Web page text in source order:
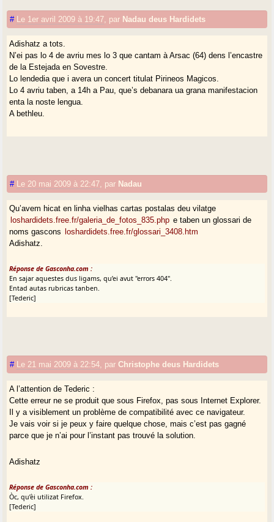
# Le 1er avril 2009 à 19:47 par Nadau deus Hardidets
Adishatz a tots.
N’ei pas lo 4 de avriu mes lo 3 que cantam à Arsac (64) dens l’encastre
de la Estejada en Sovestre.
Lo lendedia que i avera un concert titulat Pirineos Magicos.
Lo 4 avriu taben, a 14h a Pau, que’s debanara ua grana manifestacion
enta la noste lengua.
A bethleu.
# Le 20 mai 2009 à 22:47 par Nadau
Qu’avem hicat en linha vielhas cartas postalas deu vilatge
loshardidets.free.fr/galeria_de_fotos_835.php e taben un glossari de
noms gascons
loshardidets.free.fr/glossari_3408.htm
Adishatz.
Réponse de Gasconha.com :
En sajar aquestes dus ligams, qu’ei avut "errors 404".
Entad autas rubricas tanben.
[Tederic]
# Le 21 mai 2009 à 22:54 parChristophe deus Hardidets
A l’attention de Tederic :
Cette erreur ne se produit que sous Firefox, pas sous Internet Explorer.
Il y a visiblement un problème de compatibilité avec ce navigateur.
Je vais voir si je peux y faire quelque chose, mais c’est pas gagné
parce que je n’ai pour l’instant pas trouvé la solution.
Adishatz
Réponse de Gasconha.com :
Òc, qu’èi utilizat Firefox.
[Tederic]